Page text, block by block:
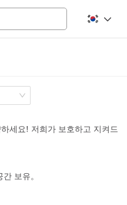
5000+ sq ft
세요! 저희가 보호하고 지켜드
보유。